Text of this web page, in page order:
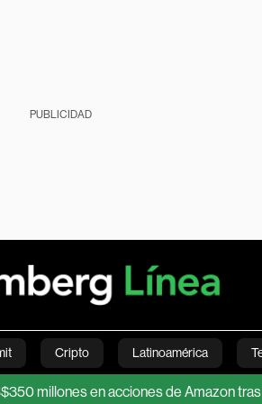
PUBLICIDAD
Cripto Latinoamérica
Estilo de vida Mundo Videos
en acciones de Amazon tras